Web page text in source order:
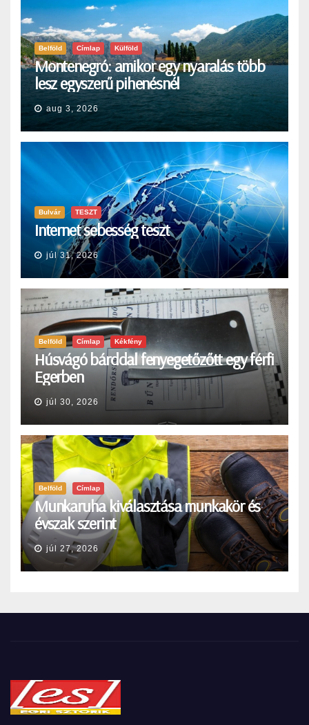
Belföld Címlap Külföld
Montenegró: amikor egy nyaralás több
lesz egyszerű pihenésnél
aug 3, 2026
Bulvár TESZT
Internet sebesség teszt
júl 31, 2026
Belföld Címlap Kékfény
Húsvágó bárddal fenyegetőzőtt egy férfi
Egerben
júl 30, 2026
Belföld Címlap
Munkaruha kiválasztása munkakör és
évszak szerint
júl 27, 2026